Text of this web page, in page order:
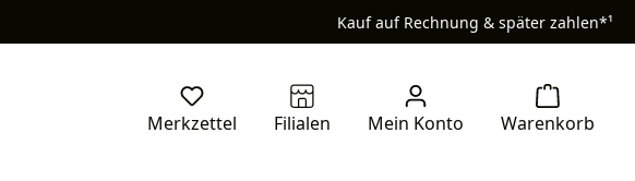
Kauf auf Rechnung & später zahlen*¹